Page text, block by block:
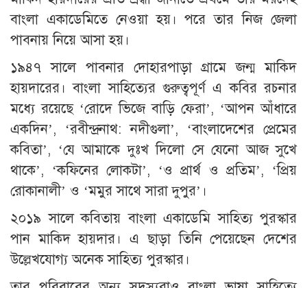
বাংলা একাডেমিতে নেওয়া হয়। পরে তার নিজ জেলা
পাবনায় নিয়ে আসা হয়।
১৯৪৭ সালে পাবনার দোহারপাড়া গ্রামে জন্ম মাকিদ
হায়দারের। বাংলা সাহিত্যের গুরুত্বপূর্ণ এ কবির রচনার
মধ্যে রয়েছে ‘রোদে ভিজে বাড়ি ফেরা’, ‘আপন আঁধারে
একদিন’, ‘রবীন্দ্রনাথ: নদীগুলা’, ‘বাংলাদেশের প্রেমের
কবিতা’, ‘যে আমাকে দুঃখ দিলো সে যেনো আজ সুখে
থাকে’, ‘কফিনের লোকটা’, ‘ও প্রার্থ ও প্রতিম’, ‘প্রিয়
রোকানালী’ ও ‘মমুর সাথে সারা দুপুর’।
২০১৯ সালে কবিতায় বাংলা একাডেমি সাহিত্য পুরস্কার
পান মাকিদ হায়দার। এ ছাড়া তিনি পেয়েছেন দেশের
উল্লেখযোগ্য অনেক সাহিত্য পুরস্কার।